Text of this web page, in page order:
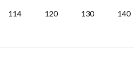
114 120 130 140